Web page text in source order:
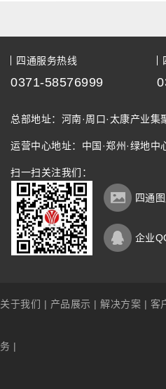
四通服务热线
0371-58576999
总部地址：河南·周口·太康产业集
运营中心地址：中国·郑州·绿地中
扫一扫关注我们：
四通
企业
关于我们 | 产品展示 | 解决方案 | 客
务 |